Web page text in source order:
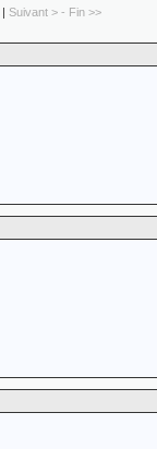
| Suivant > - Fin >>